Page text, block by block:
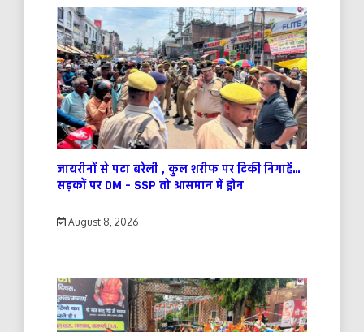
जायरीनों से पटा बरेली , कुल शरीफ पर टिकी निगाहें…
सड़कों पर DM – SSP तो आसमान में ड्रोन
August 8, 2026